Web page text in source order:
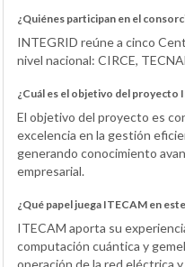
¿Quiénes participan en el
INTEGRID reúne a cinco
nivel nacional: CIRCE,
¿Cuál es el objetivo del proyecto
El objetivo del proyecto es
excelencia en la gestión
generando conocimiento
empresarial.
¿Qué papel juega ITECAM en
ITECAM aporta su
computación cuántica y
operación de la red eléctrica